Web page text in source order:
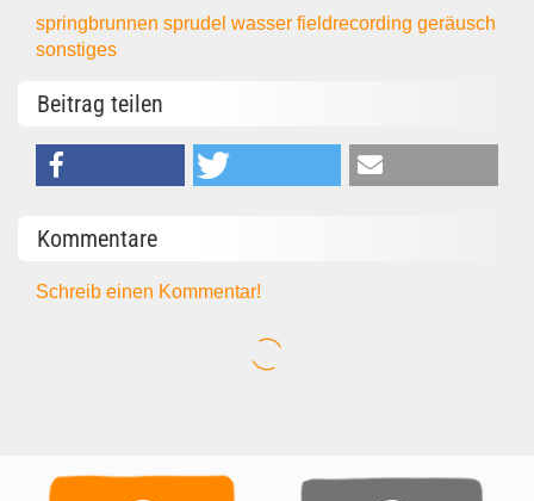
springbrunnensprudelwasserfieldrecordinggeräusch
sonstiges
Beitrag teilen
Kommentare
Schreib einen Kommentar!